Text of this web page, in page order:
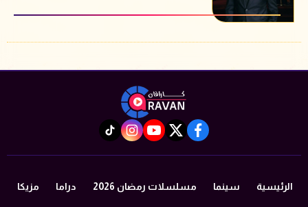
facebook
twitter
youtube
instagram
tiktok
الرئيسية سينما مسلسلات رمضان 2026 دراما مزيكا